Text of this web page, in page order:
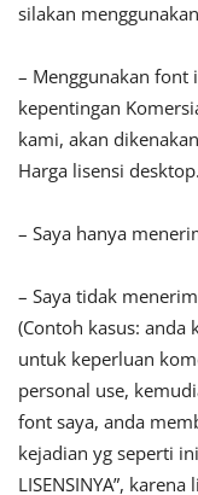
silakan menggunakan
– Menggunakan font
kepentingan
kami, akan
Harga lisensi desktop.
– Saya hanya
– Saya tidak
(Contoh kasus: anda
untuk keperluan
personal use,
font saya, anda
kejadian yg seperti
LISENSINYA”,